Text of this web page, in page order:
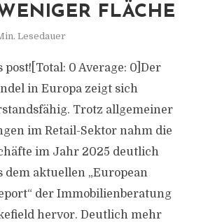
FLÄCHE
Lesedauer
0 Average: 0]Der
in Europa zeigt sich
Trotz allgemeiner
im Retail-Sektor nahm die
im Jahr 2025 deutlich
dem aktuellen „European
der Immobilienberatung
hervor. Deutlich mehr